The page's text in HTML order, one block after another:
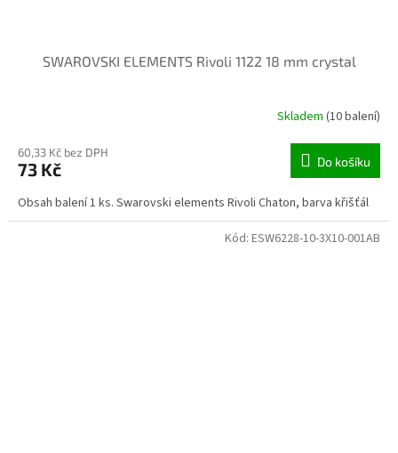
SWAROVSKI ELEMENTS Rivoli 1122 18 mm crystal
Skladem (10 balení)
60,33 Kč bez DPH
73 Kč Do košíku
Obsah balení 1 ks. Swarovski elements Rivoli Chaton, barva křišťál
Kód: ESW6228-10-3X10-001AB